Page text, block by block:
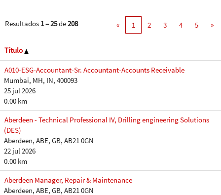
Resultados 1 – 25de208 « 1 2 3 4 5 »
Título
A010-ESG-Accountant-Sr. Accountant-Accounts Receivable
Mumbai, MH, IN, 400093
25 jul 2026
0.00 km
Aberdeen - Technical Professional IV, Drilling engineering Solutions
(DES)
Aberdeen, ABE, GB, AB21 0GN
22 jul 2026
0.00 km
Aberdeen Manager, Repair & Maintenance
Aberdeen, ABE, GB, AB21 0GN